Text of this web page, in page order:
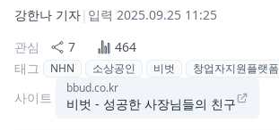
강한나 기자| 입력 2025.09.25 11:25
관심
7
464
태그
NHN 소상공인 비벗 창업자지원플랫폼
사이트
bbud.co.kr
비벗 - 성공한 사장님들의 친구